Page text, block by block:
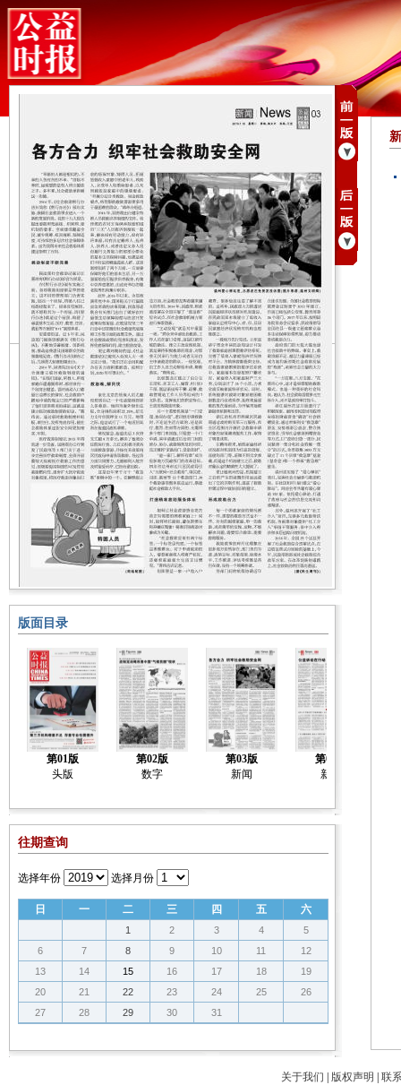
版面目录
第01版
头版
第02版
数字
第03版
新闻
第04版
新闻
往期查询
选择年份 选择月份
日 一 二 三 四 五 六
1 2 3 4
5
6
7 8 9 10 11
12
13
14 15 16 17 18
19
20
21 22 23 24 25
26
27
28 29 30 31
关于我们 版权声明
联